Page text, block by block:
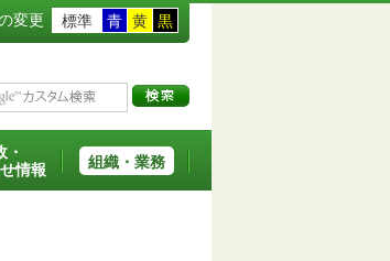
変更 標準 青 黄 黒
・
情報
組織・業務